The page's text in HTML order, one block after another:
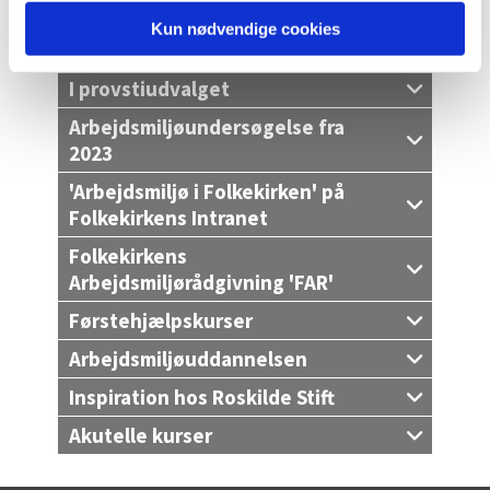
Kun nødvendige cookies
kontakt provstiet.
I provstiudvalget
Arbejdsmiljøundersøgelse fra
2023
'Arbejdsmiljø i Folkekirken' på
Folkekirkens Intranet
Folkekirkens
Arbejdsmiljørådgivning 'FAR'
Førstehjælpskurser
Arbejdsmiljøuddannelsen
Inspiration hos Roskilde Stift
Akutelle kurser